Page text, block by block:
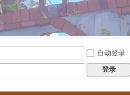
自动登录
登录